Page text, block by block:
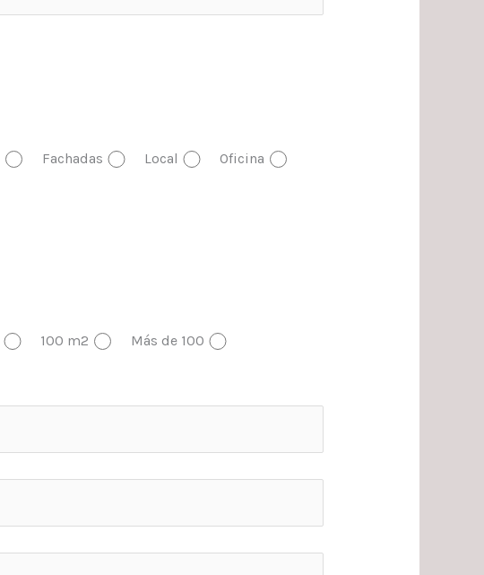
Fachadas Local
Oficina
100 m2 Más de 100